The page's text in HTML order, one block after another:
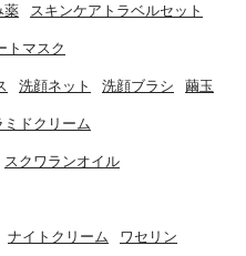
薬 スキンケアトラベルセット
トマスク
洗顔ネット 洗顔ブラシ 繭玉
ミドクリーム
スクワランオイル
ナイトクリーム ワセリン